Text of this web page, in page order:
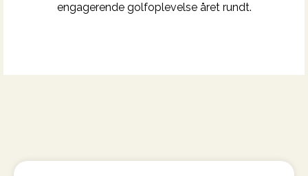
engagerende golfoplevelse året rundt.